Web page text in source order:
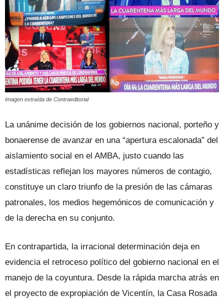
Imagen extraída de Contraeditorial
La unánime decisión de los gobiernos nacional, porteño y
bonaerense de avanzar en una “apertura escalonada” del
aislamiento social en el AMBA, justo cuando las
estadísticas reflejan los mayores números de contagio,
constituye un claro triunfo de la presión de las cámaras
patronales, los medios hegemónicos de comunicación y
de la derecha en su conjunto.
En contrapartida, la irracional determinación deja en
evidencia el retroceso político del gobierno nacional en el
manejo de la coyuntura. Desde la rápida marcha atrás en
el proyecto de expropiación de Vicentín, la Casa Rosada